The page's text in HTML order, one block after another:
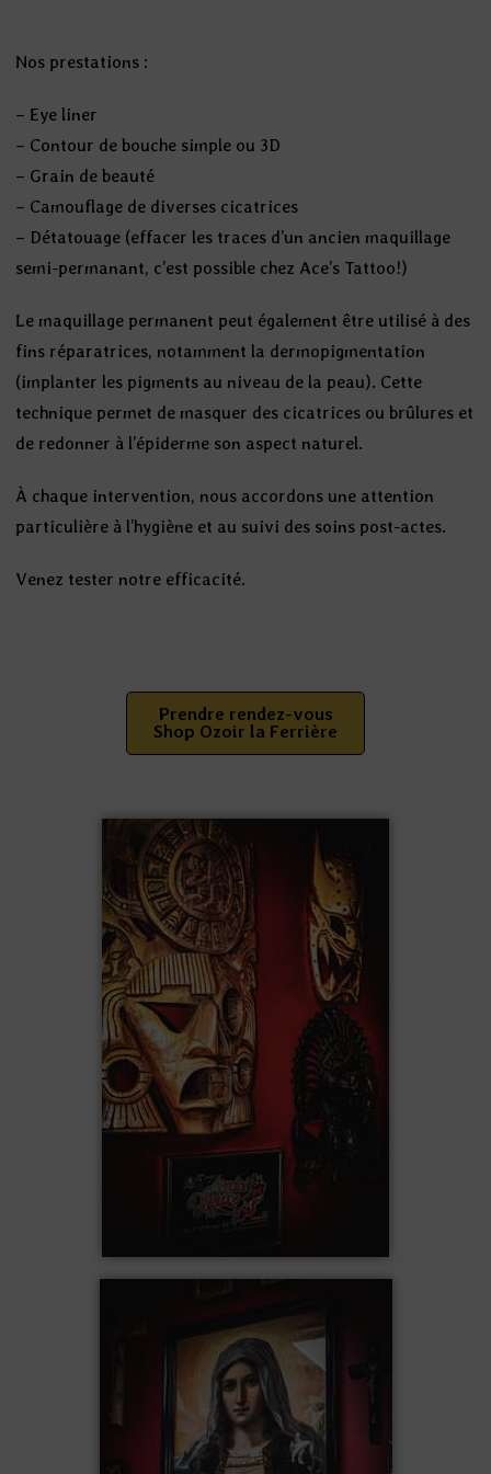
Nos prestations :
– Eye liner
– Contour de bouche simple ou 3D
– Grain de beauté
– Camouflage de diverses cicatrices
– Détatouage (effacer les traces d’un ancien maquillage
semi-permanant, c’est possible chez Ace’s Tattoo!)
Le maquillage permanent peut également être utilisé à des
fins réparatrices, notamment la dermopigmentation
(implanter les pigments au niveau de la peau). Cette
technique permet de masquer des cicatrices ou brûlures et
de redonner à l’épiderme son aspect naturel.
À chaque intervention, nous accordons une attention
particulière à l’hygiène et au suivi des soins post-actes.
Venez tester notre efficacité.
Prendre rendez-vous
Shop Ozoir la Ferrière